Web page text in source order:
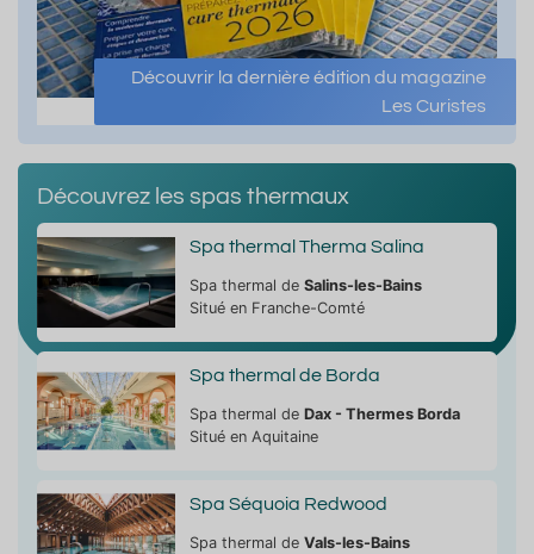
Découvrir la dernière édition du magazine
Les Curistes
Découvrez les spas thermaux
Spa thermal Therma Salina
Spa thermal de Salins-les-Bains
Situé en Franche-Comté
Spa thermal de Borda
Spa thermal de Dax - Thermes Borda
Situé en Aquitaine
Spa Séquoia Redwood
Spa thermal de Vals-les-Bains